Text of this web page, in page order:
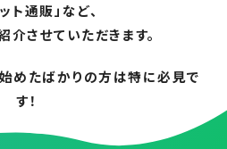
ト通販」など、
させていただきます。
めたばかりの方は特に必見で
す！